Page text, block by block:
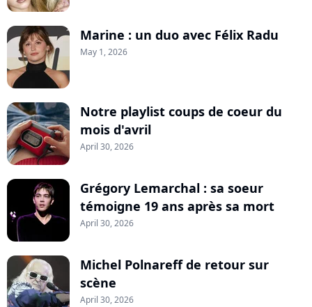
Marine : un duo avec Félix Radu
May 1, 2026
Notre playlist coups de coeur du
mois d'avril
April 30, 2026
Grégory Lemarchal : sa soeur
témoigne 19 ans après sa mort
April 30, 2026
Michel Polnareff de retour sur
scène
April 30, 2026